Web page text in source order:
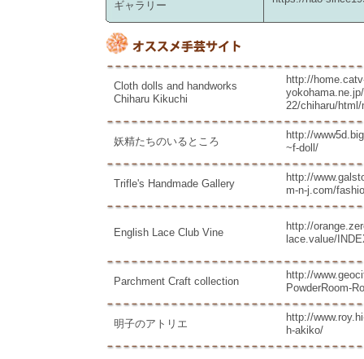
ギャラリー
Cloth dolls and handworks
Chiharu Kikuchi
http://
yokohama.ne.jp/
22/chiharu/
妖精たちのいるところ
http://
~f-doll/
Trifle's Handmade Gallery
http://
m-n-j.com/
English Lace Club Vine
http://
lace.value/
Parchment Craft collection
http://
PowderRoom-
明子のアトリエ
http://
h-akiko/